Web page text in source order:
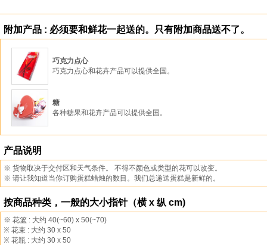
附加产品 : 必须要和鲜花一起送的。只有附加商品送不了。
巧克力点心
巧克力点心和花卉产品可以提供全国。
糖
各种糖果和花卉产品可以提供全国。
产品说明
※ 货物取决于交付区和天气条件。 不得不颜色或类型的花可以改变。
※ 请让我知道当你订购蛋糕蜡烛的数目。我们总递送蛋糕是新鲜的。
按商品种类，一般的大小指针（横 x 纵 cm)
※ 花篮 : 大约 40(~60) x 50(~70)
※ 花束 : 大约 30 x 50
※ 花瓶 : 大约 30 x 50